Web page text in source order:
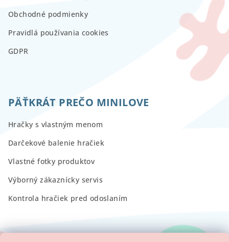
Obchodné podmienky
Pravidlá používania cookies
GDPR
PÄŤKRÁT PREČO MINILOVE
Hračky s vlastným menom
Darčekové balenie hračiek
Vlastné fotky produktov
Výborný zákaznícky servis
Kontrola hračiek pred odoslaním